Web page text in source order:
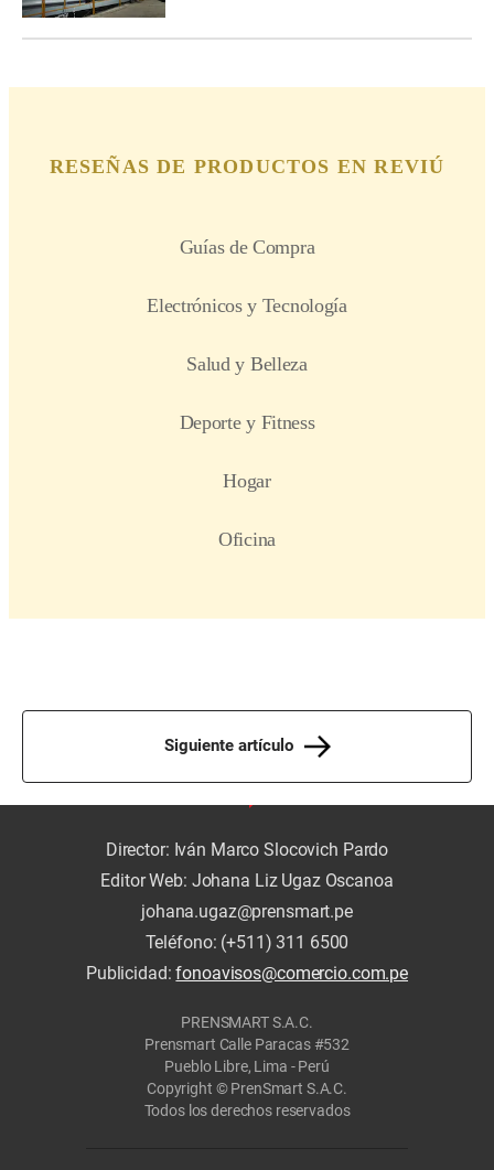
Siguiente artículo
Director: Iván Marco Slocovich Pardo
Editor Web: Johana Liz Ugaz Oscanoa
johana.ugaz@prensmart.pe
Teléfono: (+511) 311 6500
Publicidad:fonoavisos@comercio.com.pe
PRENSMART S.A.C.
Prensmart Calle Paracas #532
Pueblo Libre, Lima - Perú
Copyright © PrenSmart S.A.C.
Todos los derechos reservados